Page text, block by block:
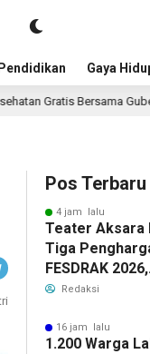
Pendidikan Gaya
Banten 16
Pos Terbaru
4 jam lalu
Teater Aksara
Tiga
FESDRAK 2026,
“SANGKUP”
Terbaik
Redaksi
16 jam lalu
1.200 Warga